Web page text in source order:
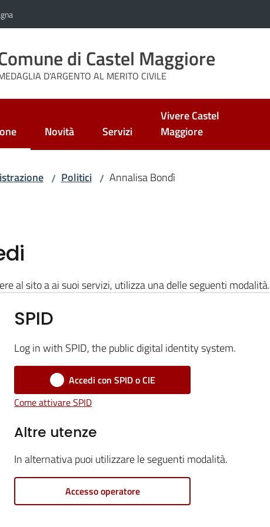
di Castel Maggiore
D'ARGENTO AL MERITO CIVILE
Novità Servizi
Vivere Castel
Maggiore
/ Politici / Annalisa Bondì
al sito a ai suoi servizi, utilizza una delle seguenti modalità.
SPID
Log in with SPID, the public digital identity system.
Accedi con SPID o CIE
Come attivare SPID
Altre utenze
In alternativa puoi utilizzare le seguenti modalità.
Accesso operatore